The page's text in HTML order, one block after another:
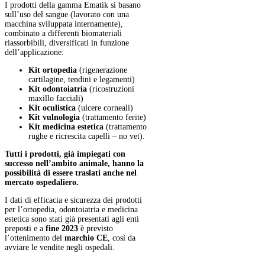
I prodotti della gamma Ematik si basano
sull’uso del sangue (lavorato con una
macchina sviluppata internamente),
combinato a differenti biomateriali
riassorbibili, diversificati in funzione
dell’applicazione:
Kit ortopedia (rigenerazione
cartilagine, tendini e legamenti)
Kit odontoiatria (ricostruzioni
maxillo facciali)
Kit oculistica (ulcere corneali)
Kit vulnologia (trattamento ferite)
Kit medicina estetica (trattamento
rughe e ricrescita capelli – no vet).
Tutti i prodotti, già impiegati con
successo nell’ambito animale, hanno la
possibilità di essere traslati anche nel
mercato ospedaliero.
I dati di efficacia e sicurezza dei prodotti
per l’ortopedia, odontoiatria e medicina
estetica sono stati già presentati agli enti
preposti e a fine 2023 è previsto
l’ottenimento del marchio CE, così da
avviare le vendite negli ospedali.